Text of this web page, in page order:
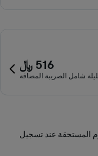
516 ﷼
شامل الصريبة المضافة
المستحقة عند تسجيل